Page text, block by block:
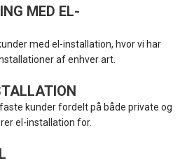
MED EL-
med el-installation, hvor vi har
af enhver art.
kunder fordelt på både private og
el-installation for.